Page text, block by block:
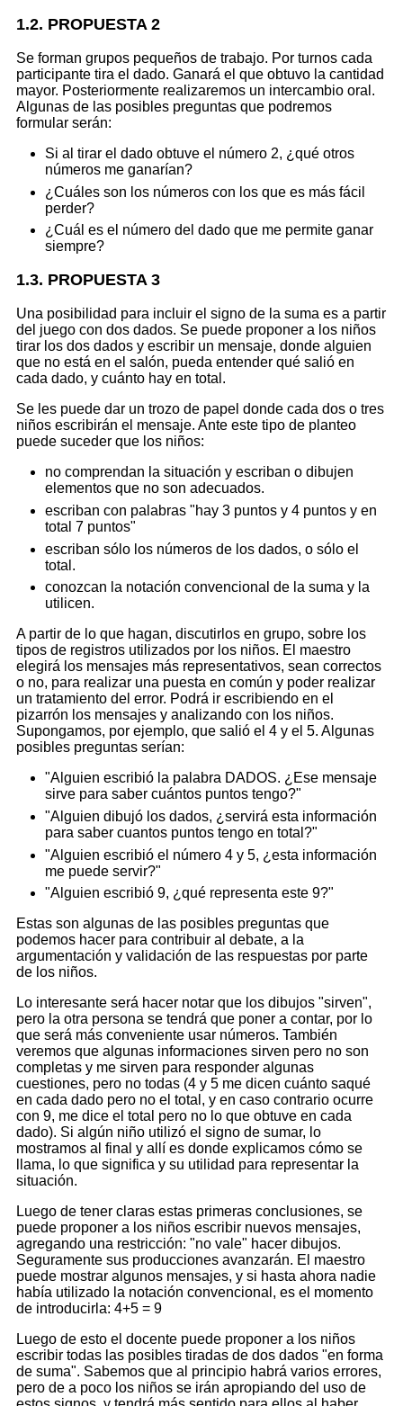
1.2. PROPUESTA 2
Se forman grupos pequeños de trabajo. Por turnos cada
participante tira el dado. Ganará el que obtuvo la cantidad
mayor. Posteriormente realizaremos un intercambio oral.
Algunas de las posibles preguntas que podremos
formular serán:
Si al tirar el dado obtuve el número 2, ¿qué otros
números me ganarían?
¿Cuáles son los números con los que es más fácil
perder?
¿Cuál es el número del dado que me permite ganar
siempre?
1.3. PROPUESTA 3
Una posibilidad para incluir el signo de la suma es a partir
del juego con dos dados. Se puede proponer a los niños
tirar los dos dados y escribir un mensaje, donde alguien
que no está en el salón, pueda entender qué salió en
cada dado, y cuánto hay en total.
Se les puede dar un trozo de papel donde cada dos o tres
niños escribirán el mensaje. Ante este tipo de planteo
puede suceder que los niños:
no comprendan la situación y escriban o dibujen
elementos que no son adecuados.
escriban con palabras "hay 3 puntos y 4 puntos y en
total 7 puntos"
escriban sólo los números de los dados, o sólo el
total.
conozcan la notación convencional de la suma y la
utilicen.
A partir de lo que hagan, discutirlos en grupo, sobre los
tipos de registros utilizados por los niños. El maestro
elegirá los mensajes más representativos, sean correctos
o no, para realizar una puesta en común y poder realizar
un tratamiento del error. Podrá ir escribiendo en el
pizarrón los mensajes y analizando con los niños.
Supongamos, por ejemplo, que salió el 4 y el 5. Algunas
posibles preguntas serían:
"Alguien escribió la palabra DADOS. ¿Ese mensaje
sirve para saber cuántos puntos tengo?"
"Alguien dibujó los dados, ¿servirá esta información
para saber cuantos puntos tengo en total?"
"Alguien escribió el número 4 y 5, ¿esta información
me puede servir?"
"Alguien escribió 9, ¿qué representa este 9?"
Estas son algunas de las posibles preguntas que
podemos hacer para contribuir al debate, a la
argumentación y validación de las respuestas por parte
de los niños.
Lo interesante será hacer notar que los dibujos "sirven",
pero la otra persona se tendrá que poner a contar, por lo
que será más conveniente usar números. También
veremos que algunas informaciones sirven pero no son
completas y me sirven para responder algunas
cuestiones, pero no todas (4 y 5 me dicen cuánto saqué
en cada dado pero no el total, y en caso contrario ocurre
con 9, me dice el total pero no lo que obtuve en cada
dado). Si algún niño utilizó el signo de sumar, lo
mostramos al final y allí es donde explicamos cómo se
llama, lo que significa y su utilidad para representar la
situación.
Luego de tener claras estas primeras conclusiones, se
puede proponer a los niños escribir nuevos mensajes,
agregando una restricción: "no vale" hacer dibujos.
Seguramente sus producciones avanzarán. El maestro
puede mostrar algunos mensajes, y si hasta ahora nadie
había utilizado la notación convencional, es el momento
de introducirla: 4+5 = 9
Luego de esto el docente puede proponer a los niños
escribir todas las posibles tiradas de dos dados "en forma
de suma". Sabemos que al principio habrá varios errores,
pero de a poco los niños se irán apropiando del uso de